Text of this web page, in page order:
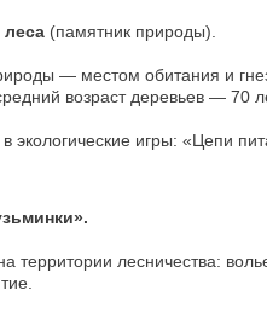
леса (памятник природы).
— местом обитания и
возраст деревьев — 70
экологические игры: «Цепи
территории лесничества: